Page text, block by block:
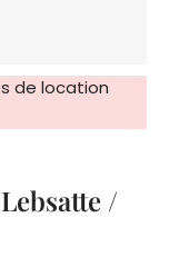
de location
/